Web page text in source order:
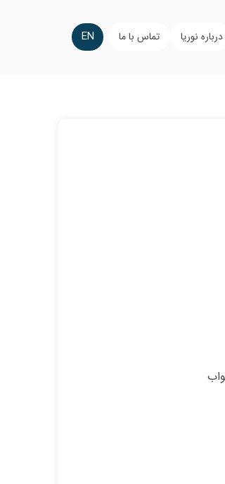
درباره نوریا تماس با ما EN